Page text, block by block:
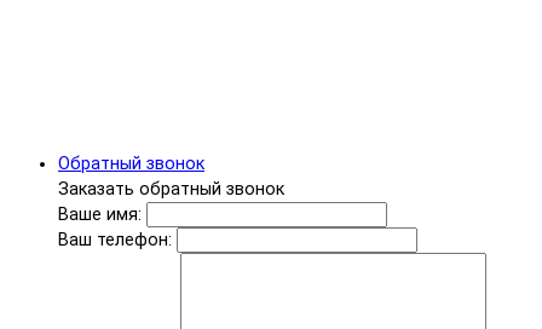
Обратный звонок
Заказать обратный звонок
Ваше имя:
Ваш телефон: